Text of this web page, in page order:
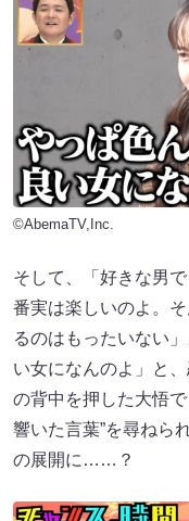
©AbemaTV,Inc.
そして、「好きな男
番実は楽しいのよ。
るのはもったいない
い女になんのよ」と
の背中を押した大悟
響いた言葉”を尋ねら
の展開に……？